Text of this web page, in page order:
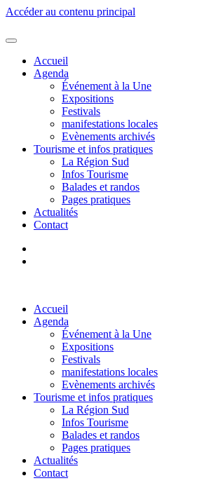
Accéder au contenu principal
Accueil
Agenda
Événement à la Une
Expositions
Festivals
manifestations locales
Evènements archivés
Tourisme et infos pratiques
La Région Sud
Infos Tourisme
Balades et randos
Pages pratiques
Actualités
Contact
Accueil
Agenda
Événement à la Une
Expositions
Festivals
manifestations locales
Evènements archivés
Tourisme et infos pratiques
La Région Sud
Infos Tourisme
Balades et randos
Pages pratiques
Actualités
Contact